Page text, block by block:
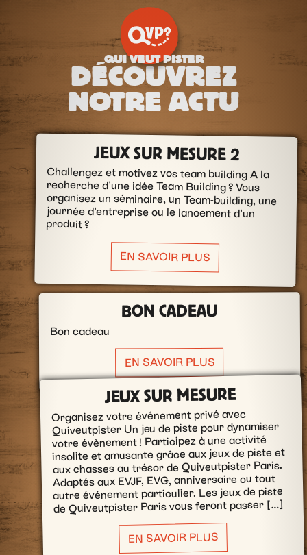
QUI VEUT PISTER
DÉCOUVREZ
NOTRE ACTU
JEUX SUR MESURE 2
Challengez et motivez vos team building A la
recherche d’une idée Team Building ? Vous
organisez un séminaire, un Team-building, une
journée d’entreprise ou le lancement d’un
produit ?
EN SAVOIR PLUS
BON CADEAU
Bon cadeau
EN SAVOIR PLUS
JEUX SUR MESURE
Organisez votre événement privé avec
Quiveutpister Un jeu de piste pour dynamiser
votre évènement ! Participez à une activité
insolite et amusante grâce aux jeux de piste et
aux chasses au trésor de Quiveutpister Paris.
Adaptés aux EVJF, EVG, anniversaire ou tout
autre événement particulier. Les jeux de piste
de Quiveutpister Paris vous feront passer […]
EN SAVOIR PLUS